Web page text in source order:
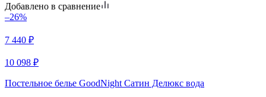
Добавлено в сравнение
–26%
7 440 ₽
10 098 ₽
Постельное белье GoodNight Сатин Делюкс вода